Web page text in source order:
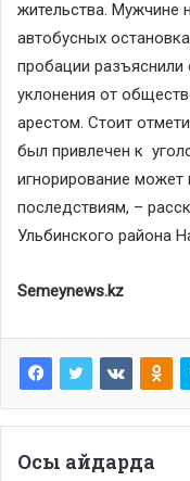
жительства. Мужчине
автобусных
пробации разъяснили
уклонения от
арестом. Стоит
был привлечен к
игнорирование может
последствиям, –
Ульбинского района
Semeynews.kz
Осы айдарда